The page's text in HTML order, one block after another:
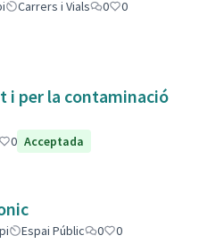
Carrers i Vials 0
0
i per la contaminació
0 Acceptada
Espai Públic 0
0